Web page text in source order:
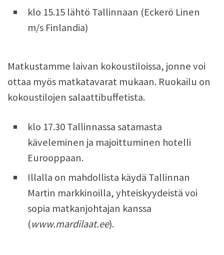
klo 15.15 lähtö Tallinnaan (Eckerö Linen
m/s Finlandia)
Matkustamme laivan kokoustiloissa, jonne voi
ottaa myös matkatavarat mukaan. Ruokailu on
kokoustilojen salaattibuffetista.
klo 17.30 Tallinnassa satamasta
käveleminen ja majoittuminen hotelli
Eurooppaan.
Illalla on mahdollista käydä Tallinnan
Martin markkinoilla, yhteiskyydeistä voi
sopia matkanjohtajan kanssa
(www.mardilaat.ee).